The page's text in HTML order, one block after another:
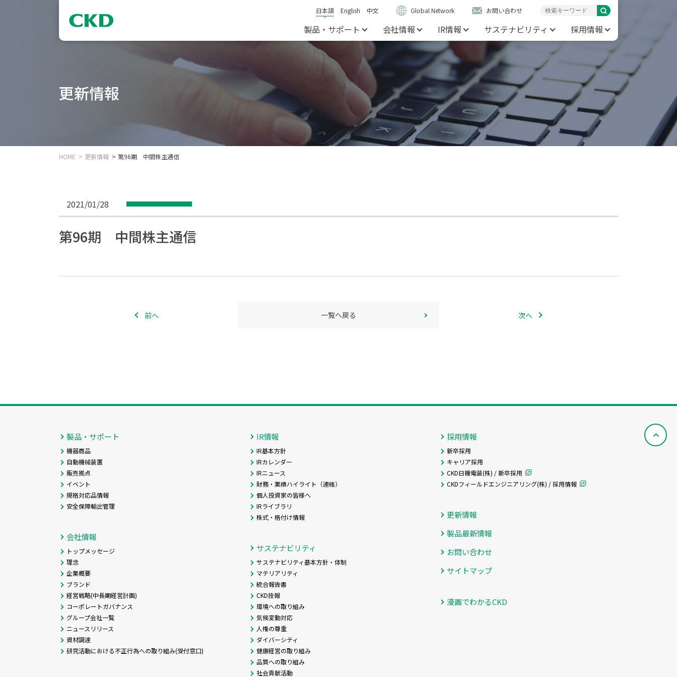
日本語 English 中文 Global Network お問い合わせ
製品・サポート 会社情報 IR情報 サステナビリティ 採用情報
更新情報
HOME 更新情報 第96期 中間株主通信
2021/01/28
第96期 中間株主通信
前へ 次へ
一覧へ戻る
製品・サポート
機器商品
自動機械装置
販売拠点
イベント
規格対応品情報
安全保障輸出管理
会社情報
トップメッセージ
理念
企業概要
ブランド
経営戦略(中長期経営計画)
コーポレートガバナンス
グループ会社一覧
ニュースリリース
資材調達
研究活動における不正行為への取り組み(受付窓口)
IR情報
IR基本方針
IRカレンダー
IRニュース
財務・業績ハイライト（連結）
個人投資家の皆様へ
IRライブラリ
株式・格付け情報
サステナビリティ
サステナビリティ基本方針・体制
マテリアリティ
統合報告書
CKD技報
環境への取り組み
気候変動対応
人権の尊重
ダイバーシティ
健康経営の取り組み
品質への取り組み
社会貢献活動
採用情報
新卒採用
キャリア採用
CKD日機電装(株) / 新卒採用
CKDフィールドエンジニアリング(株) / 採用情報
更新情報
製品最新情報
お問い合わせ
サイトマップ
漫画でわかるCKD